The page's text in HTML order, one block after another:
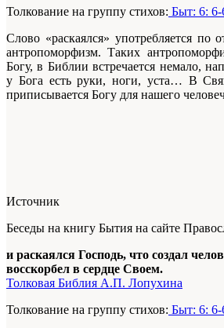
Толкование на группу стихов: Быт: 6: 6-
Слово «раскаялся» употребляется
антропоморфизм. Таких
Богу, в Библии встречается немало,
у Бога есть руки, ноги, уста… В
приписывается Богу для нашего
Источник
Беседы на книгу Бытия на сайте
и раскаялся Господь, что создал
восскорбел в сердце Своем.
Толковая Библия А.П. Лопухина
Толкование на группу стихов: Быт: 6: 6-